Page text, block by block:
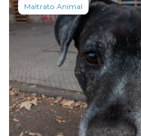
Maltrato Animal